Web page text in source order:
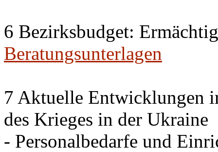
6 Bezirksbudget:
Beratungsunterlagen
7 Aktuelle Entwicklungen
des Krieges in der Ukraine
- Personalbedarfe und